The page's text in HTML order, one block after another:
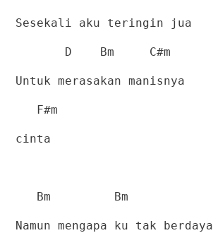
Sesekali aku teringin jua
D Bm C#m
Untuk merasakan manisnya
F#m
cinta
Bm Bm
Namun mengapa ku tak berdaya